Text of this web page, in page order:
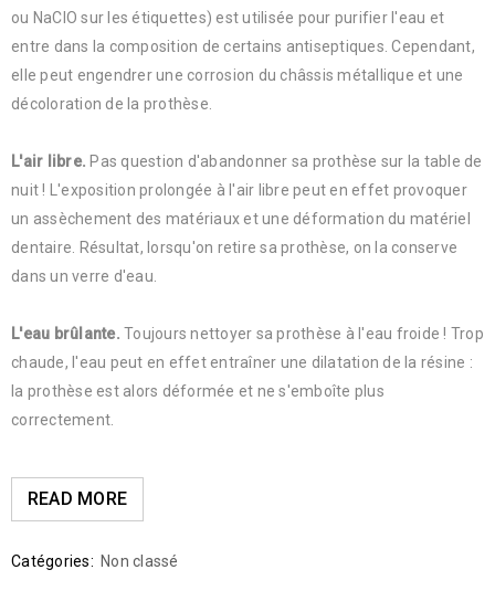
ou NaClO sur les étiquettes) est utilisée pour purifier l'eau et
entre dans la composition de certains antiseptiques. Cependant,
elle peut engendrer une corrosion du châssis métallique et une
décoloration de la prothèse.
L'air libre. Pas question d'abandonner sa prothèse sur la table de
nuit ! L'exposition prolongée à l'air libre peut en effet provoquer
un assèchement des matériaux et une déformation du matériel
dentaire. Résultat, lorsqu'on retire sa prothèse, on la conserve
dans un verre d'eau.
L'eau brûlante. Toujours nettoyer sa prothèse à l'eau froide ! Trop
chaude, l'eau peut en effet entraîner une dilatation de la résine :
la prothèse est alors déformée et ne s'emboîte plus
correctement.
READ MORE
Catégories: Non classé